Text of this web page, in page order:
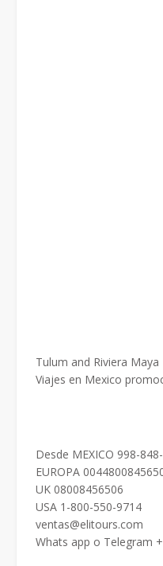
Tulum and Riviera
Viajes en Mexico
Desde MEXICO 998-
EUROPA
UK 08008456506
USA 1-800-550-9714
ventas@elitours.com
Whats app o Telegram